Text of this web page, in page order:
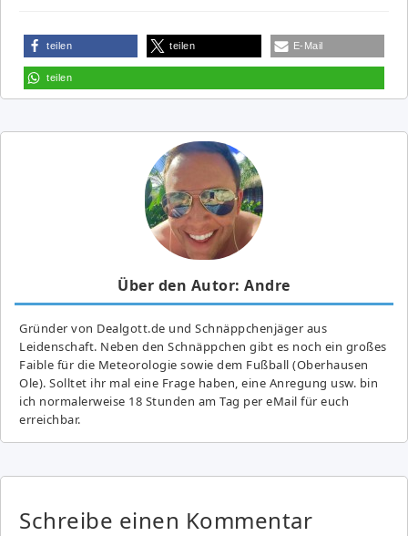
teilen teilen E-Mail
teilen
Über den Autor: Andre
Gründer von Dealgott.de und Schnäppchenjäger aus
Leidenschaft. Neben den Schnäppchen gibt es noch ein großes
Fai­ble für die Meteorologie sowie dem Fußball (Oberhausen
Ole). Solltet ihr mal eine Frage haben, eine Anregung usw. bin
ich normalerweise 18 Stunden am Tag per eMail für euch
erreichbar.
Schreibe einen Kommentar